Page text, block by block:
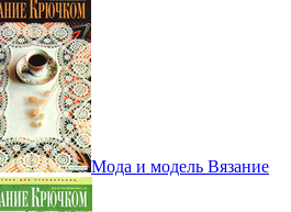
Мода и модель Вязание